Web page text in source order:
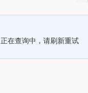
正在查询中，请刷新重试